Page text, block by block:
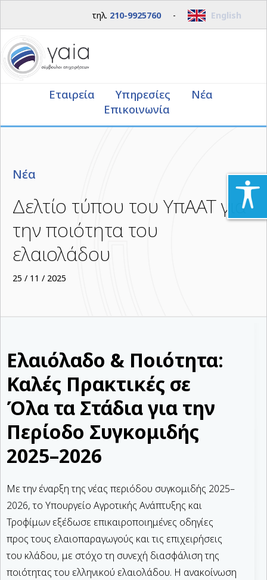
τηλ. 210-9925760- English
Εταιρεία Υπηρεσίες
Νέα
Επικοινωνία
Νέα
Δελτίο τύπου του ΥπΑΑΤ για
την ποιότητα του
ελαιολάδου
25 / 11 / 2025
Ελαιόλαδο & Ποιότητα:
Καλές Πρακτικές σε
Όλα τα Στάδια για την
Περίοδο Συγκομιδής
2025–2026
Με την έναρξη της νέας περιόδου συγκομιδής 2025–
2026, το Υπουργείο Αγροτικής Ανάπτυξης και
Τροφίμων εξέδωσε επικαιροποιημένες οδηγίες
προς τους ελαιοπαραγωγούς και τις επιχειρήσεις
του κλάδου, με στόχο τη συνεχή διασφάλιση της
ποιότητας του ελληνικού ελαιολάδου. Η ανακοίνωση